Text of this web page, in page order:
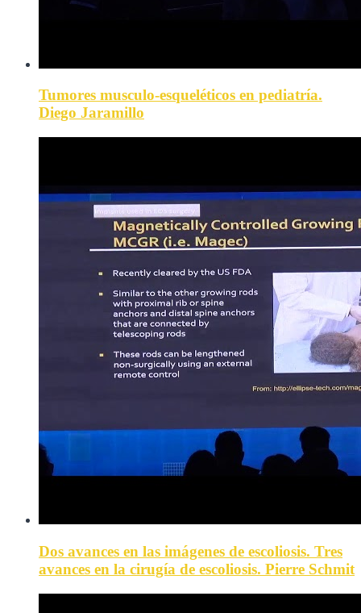
Tumores musculo-esqueléticos en pediatría.
Diego Jaramillo
Dos avances en las imágenes de escoliosis. Tres
avances en la cirugía de escoliosis. Pierre Schmit